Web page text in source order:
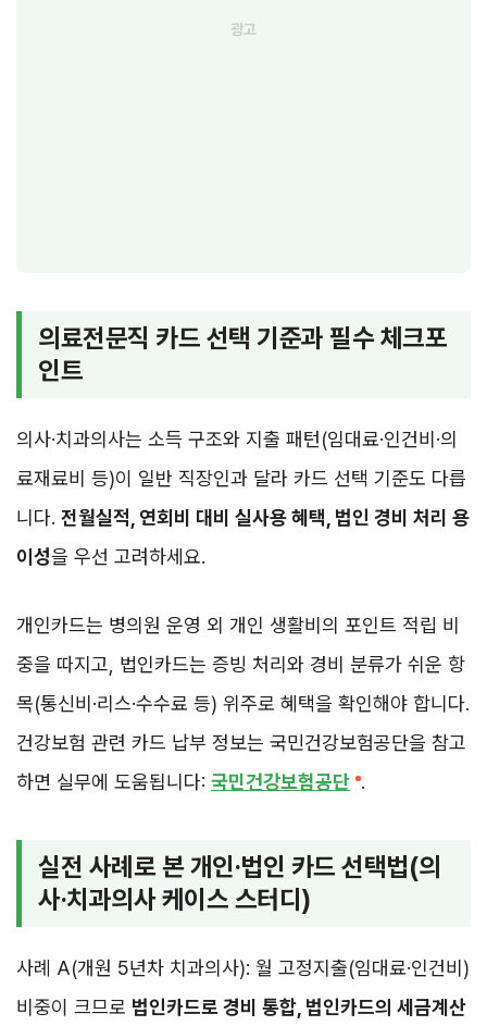
의료전문직 카드 선택 기준과 필수 체크포
인트
의사·치과의사는 소득 구조와 지출 패턴(임대료·인건비·의
료재료비 등)이 일반 직장인과 달라 카드 선택 기준도 다릅
니다. 전월실적, 연회비 대비 실사용 혜택, 법인 경비 처리 용
이성을 우선 고려하세요.
개인카드는 병의원 운영 외 개인 생활비의 포인트 적립 비
중을 따지고, 법인카드는 증빙 처리와 경비 분류가 쉬운 항
목(통신비·리스·수수료 등) 위주로 혜택을 확인해야 합니다.
건강보험 관련 카드 납부 정보는 국민건강보험공단을 참고
하면 실무에 도움됩니다: 국민건강보험공단 .
실전 사례로 본 개인·법인 카드 선택법(의
사·치과의사 케이스 스터디)
사례 A(개원 5년차 치과의사): 월 고정지출(임대료·인건비)
비중이 크므로 법인카드로 경비 통합, 법인카드의 세금계산